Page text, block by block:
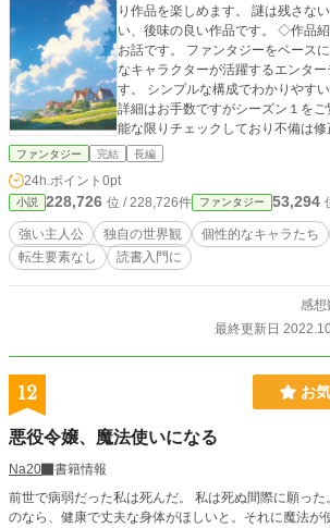
り作品を楽しめます。 謎は残さな
い、後味の良い作品です。 ◇作品紹介◇ 魔法剣士が主人公の
お話です。 ファンタジーをベース
なキャラクターが活躍するエンタ
す。 シンプルな構成でわかりやす
詳細はお手数ですがシーズン１をご覧下さい) ※
能な限りチェックしており不備は
り本編内容が変更することはございません。 表
ファンタジー 完結 長編
24h.ポイント 0pt
小説 228,726 位 / 228,726件 ファンタジー 53,294
強い主人公 独自の世界観 個性的なキャラたち
転生要素なし
読書入門に
感想
最終更新日
12 お
悪役令嬢、魔法使いになる
Na20
書籍情報
前世で病弱だった私は死んだ。 私は死ぬ間際に願っ
のなら、健康で丈夫な身体がほしいと。それに魔法が使